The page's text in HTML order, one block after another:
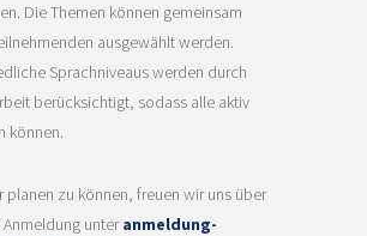
Die Themen können gemeinsam
ausgewählt werden.
Sprachniveaus werden durch
berücksichtigt, sodass alle aktiv
können.
planen zu können, freuen wir uns über
Anmeldung unteranmeldung-